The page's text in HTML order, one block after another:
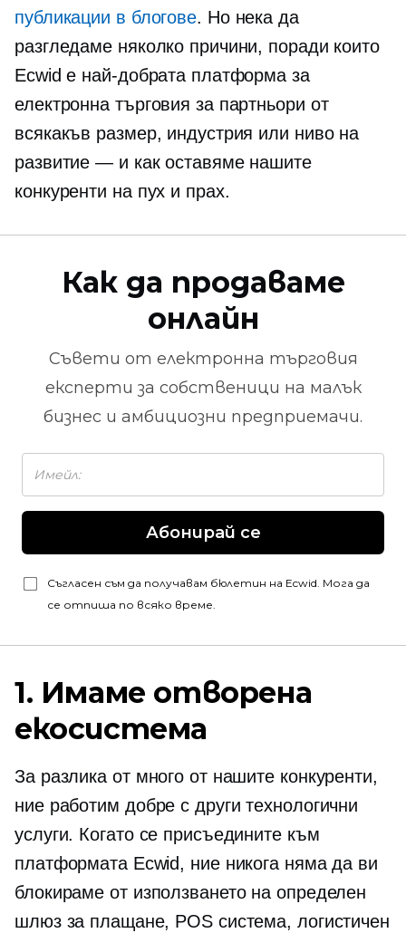
публикации в блогове. Но нека да
разгледаме няколко причини, поради които
Ecwid е най-добрата платформа за
електронна търговия за партньори от
всякакъв размер, индустрия или ниво на
развитие — и как оставяме нашите
конкуренти на пух и прах.
Как да продаваме
онлайн
Съвети от електронна търговия
експерти за собственици на малък
бизнес и амбициозни предприемачи.
Абонирай се
Съгласен съм да получавам бюлетин на Ecwid. Мога да
се отпиша по всяко време.
1. Имаме отворена
екосистема
За разлика от много от нашите конкуренти,
ние работим добре с други технологични
услуги. Когато се присъедините към
платформата Ecwid, ние никога няма да ви
блокираме от използването на определен
шлюз за плащане, POS система, логистичен